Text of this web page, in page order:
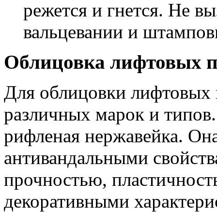
режется и гнется. Не
вальцевании и
Облицовка лифтовых
Для облицовки лифтовых
различных марок и
рифленая нержавейка.
антивандальными
прочностью,
декоративными